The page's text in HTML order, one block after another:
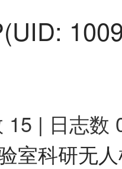
(UID:
15 | 日志数
室科研无